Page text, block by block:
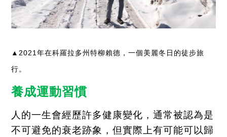
▲ 2021年在科羅拉多州特柳賴德，一個美麗冬日的徒步旅
行。
養成運動習慣
人的一生會經歷許多健康變化，通常被認為是
不可避免的衰老跡象，但實際上有可能可以歸